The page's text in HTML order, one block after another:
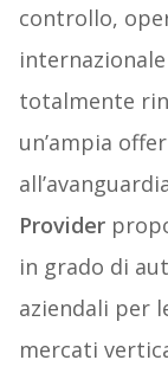
controllo,
totalmente
un’ampia
Provider
in grado di
aziendali per
mercati